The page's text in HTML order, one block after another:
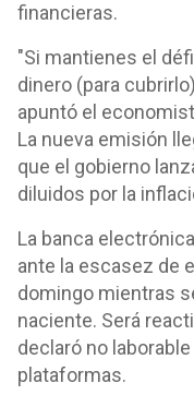
financieras.
"Si mantienes el
dinero (para
apuntó el
La nueva emisión
que el gobierno
diluidos por la
La banca
ante la escasez de
domingo mientras
naciente. Será
declaró no
plataformas.